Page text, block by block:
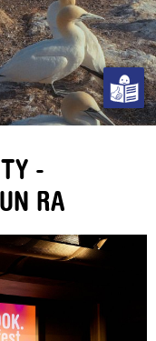
-
RA